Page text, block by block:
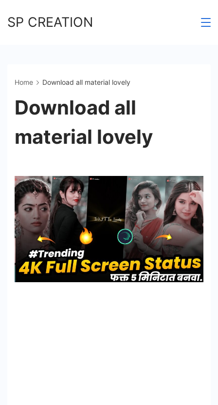
toSP CREATION
Home Download all material lovely
Download all
material lovely